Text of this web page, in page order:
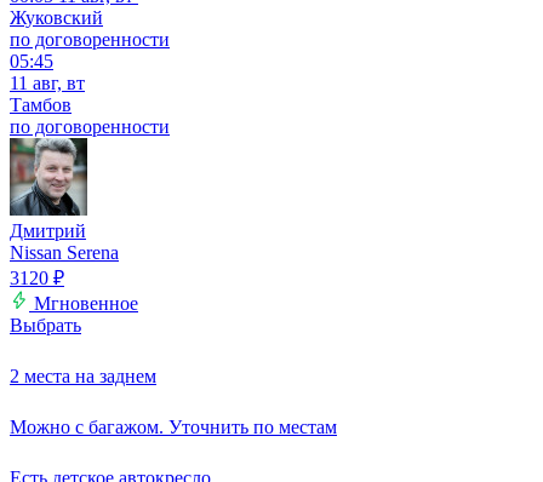
Жуковский
по договоренности
05:45
11 авг, вт
Тамбов
по договоренности
Дмитрий
Nissan Serena
3120 ₽
Мгновенное
Выбрать
2 места на заднем
Можно с багажом. Уточнить по местам
Есть детское автокресло